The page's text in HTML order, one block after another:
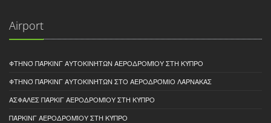
Airport
ΦΤΗΝΌ ΠΆΡΚΙΝΓ ΑΥΤΟΚΙΝΉΤΩΝ ΑΕΡΟΔΡΟΜΊΟΥ ΣΤΗ ΚΎΠΡΟ
ΦΤΗΝΌ ΠΆΡΚΙΝΓ ΑΥΤΟΚΙΝΉΤΩΝ ΣΤΟ ΑΕΡΟΔΡΌΜΙΟ ΛΆΡΝΑΚΑΣ
ΑΣΦΑΛΈΣ ΠΆΡΚΙΓ ΑΕΡΟΔΡΟΜΊΟΥ ΣΤΗ ΚΎΠΡΟ
ΠΆΡΚΙΝΓ ΑΕΡΟΔΡΟΜΊΟΥ ΣΤΗ ΚΎΠΡΟ